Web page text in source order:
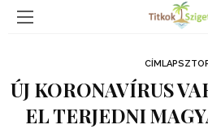
ÚJ KORONAVÍRUS
EL TERJEDNI